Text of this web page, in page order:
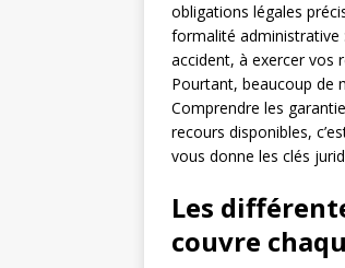
obligations légales
formalité administrative
accident, à exercer vos
Pourtant, beaucoup de
Comprendre les
recours disponibles,
vous donne les clés
Les
couvre